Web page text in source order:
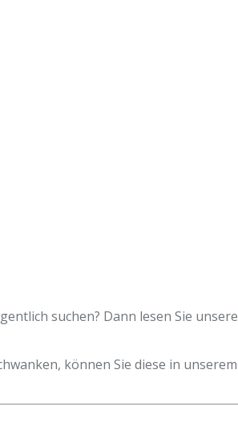
suchen? Dann lesen Sie unsere
können Sie diese in unserem